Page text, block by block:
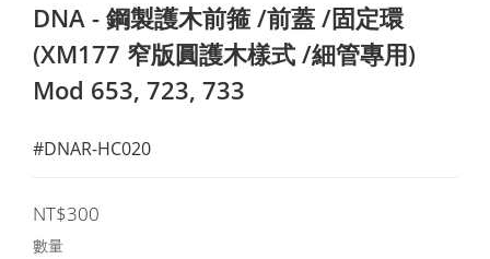
DNA - 鋼製護木前箍 /前蓋 /固定環
(XM177 窄版圓護木樣式 /細管專用)
Mod 653, 723, 733
#DNAR-HC020
NT$300
數量